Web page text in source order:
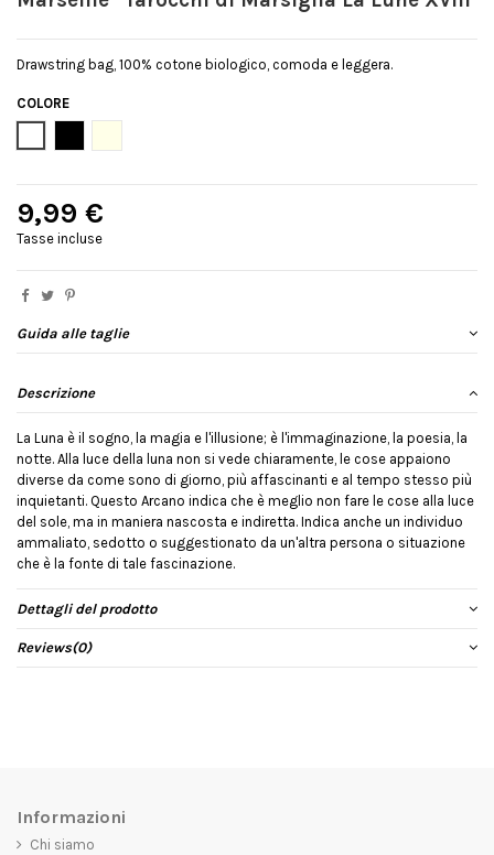
Drawstring bag, 100% cotone biologico, comoda e leggera.
COLORE
9,99 €
Tasse incluse
Guida alle taglie
Descrizione
La Luna è il sogno, la magia e l'illusione; è l'immaginazione, la poesia, la
notte. Alla luce della luna non si vede chiaramente, le cose appaiono
diverse da come sono di giorno, più affascinanti e al tempo stesso più
inquietanti. Questo Arcano indica che è meglio non fare le cose alla luce
del sole, ma in maniera nascosta e indiretta. Indica anche un individuo
ammaliato, sedotto o suggestionato da un'altra persona o situazione
che è la fonte di tale fascinazione.
Dettagli del prodotto
Reviews(0)
Informazioni
Chi siamo